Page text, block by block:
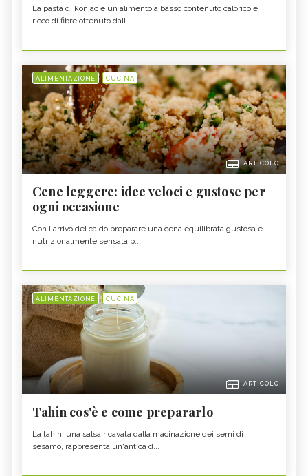
La pasta di konjac è un alimento a basso contenuto calorico e
ricco di fibre ottenuto dall...
ALIMENTAZIONE CUCINA
ARTICOLO
Cene leggere: idee veloci e gustose per
ogni occasione
Con l'arrivo del caldo preparare una cena equilibrata gustosa e
nutrizionalmente sensata p...
ALIMENTAZIONE CUCINA
ARTICOLO
Tahin cos'è e come prepararlo
La tahin, una salsa ricavata dalla macinazione dei semi di
sesamo, rappresenta un'antica d...